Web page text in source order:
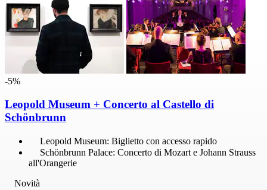
-5%
Leopold Museum + Concerto al Castello di
Schönbrunn
Leopold Museum: Biglietto con accesso rapido
Schönbrunn Palace: Concerto di Mozart e Johann Strauss
all'Orangerie
Novità